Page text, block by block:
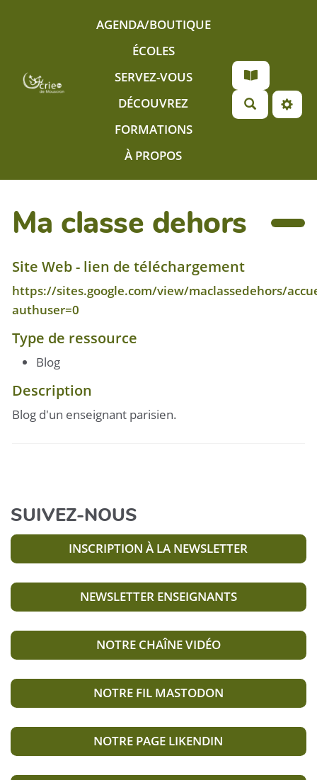
Aller au contenu principal
AGENDA/BOUTIQUE
ÉCOLES
SERVEZ-VOUS
DÉCOUVREZ
FORMATIONS
À PROPOS
Ma classe dehors
Site Web - lien de téléchargement
https://sites.google.com/view/maclassedehors/
authuser=0
Type de ressource
Blog
Description
Blog d'un enseignant parisien.
SUIVEZ-NOUS
INSCRIPTION À LA NEWSLETTER
NEWSLETTER ENSEIGNANTS
NOTRE CHAÎNE VIDÉO
NOTRE FIL MASTODON
NOTRE PAGE LIKENDIN